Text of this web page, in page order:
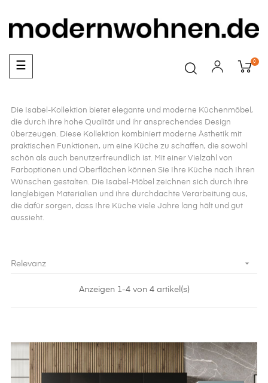
Umschalten
der
☰ 0
Die Isabel-Kollektion bietet elegante und moderne Küchenmöbel,
die durch ihre hohe Qualität und ihr ansprechendes Design
überzeugen. Diese Kollektion kombiniert moderne Ästhetik mit
praktischen Funktionen, um eine Küche zu schaffen, die sowohl
schön als auch benutzerfreundlich ist. Mit einer Vielzahl von
Farboptionen und Oberflächen können Sie Ihre Küche nach Ihren
Wünschen gestalten. Die Isabel-Möbel zeichnen sich durch ihre
langlebigen Materialien und ihre durchdachte Verarbeitung aus,
die dafür sorgen, dass Ihre Küche viele Jahre lang hält und gut
aussieht.
Relevanz 
Anzeigen 1-4 von 4 artikel(s)